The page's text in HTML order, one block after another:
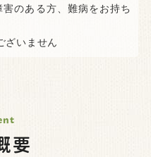
のある方、難病をお持ち
ざいません
要